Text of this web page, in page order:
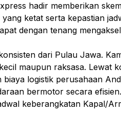
hadir memberikan
ketat serta kepastian
dengan tenang
dari Pulau Jawa.
maupun raksasa. Lewat
logistik perusahaan
bermotor secara
keberangkatan Kapal/